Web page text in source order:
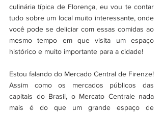
culinária típica de Florença, eu vou te contar
tudo sobre um local muito interessante, onde
você pode se deliciar com essas comidas ao
mesmo tempo em que visita um espaço
histórico e muito importante para a cidade!
Estou falando do Mercado Central de Firenze!
Assim como os mercados públicos das
capitais do Brasil, o Mercato Centrale nada
mais é do que um grande espaço de